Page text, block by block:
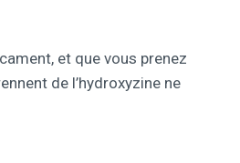
et que vous prenez
de l’hydroxyzine ne